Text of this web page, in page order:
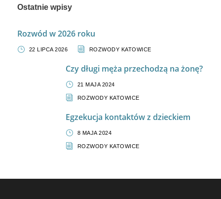
Ostatnie wpisy
Rozwód w 2026 roku
22 LIPCA 2026 ROZWODY KATOWICE
Czy długi męża przechodzą na żonę?
21 MAJA 2024
ROZWODY KATOWICE
Egzekucja kontaktów z dzieckiem
8 MAJA 2024
ROZWODY KATOWICE